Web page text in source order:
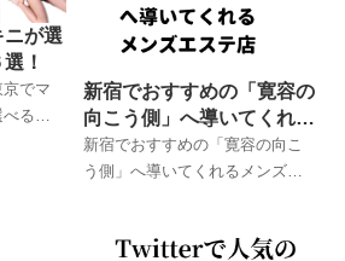
ニが選
！
でマ
るメ
新宿でおすすめの「寛容の
向こう側」へ導いてくれる
メンズエステ店
新宿でおすすめの「寛容の向こ
う側」へ導いてくれるメンズエ
体験したメンズエステでのハプ